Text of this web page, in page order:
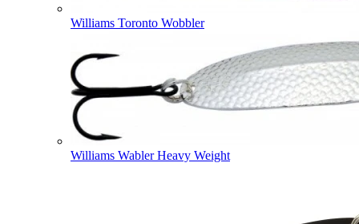
Williams Toronto Wobbler
Williams Wabler Heavy Weight